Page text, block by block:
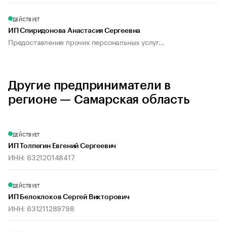
ДЕЙСТВУЕТ
ИП Спиридонова Анастасия Сергеевна
Предоставление прочих персональных услуг...
Другие предприниматели в
регионе — Самарская область
ДЕЙСТВУЕТ
ИП Толпегин Евгений Сергеевич
ИНН: 632120148417
ДЕЙСТВУЕТ
ИП Белоклоков Сергей Викторович
ИНН: 631211289798